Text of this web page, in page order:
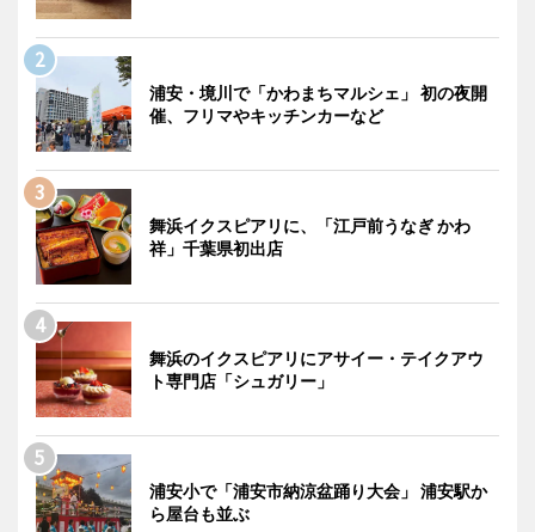
浦安・境川で「かわまちマルシェ」 初の夜開
催、フリマやキッチンカーなど
舞浜イクスピアリに、「江戸前うなぎ かわ
祥」千葉県初出店
舞浜のイクスピアリにアサイー・テイクアウ
ト専門店「シュガリー」
浦安小で「浦安市納涼盆踊り大会」 浦安駅か
ら屋台も並ぶ